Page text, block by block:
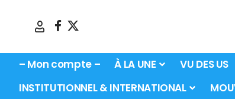
– Mon compte – À LA UNE VU DES US
INSTITUTIONNEL & INTERNATIONAL